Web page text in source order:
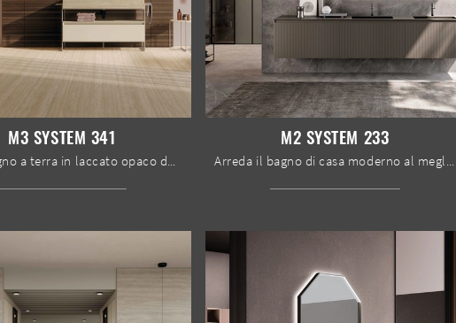
M3 SYSTEM 341 M2 SYSTEM 233